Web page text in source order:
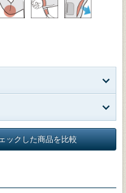
ックした商品を比較